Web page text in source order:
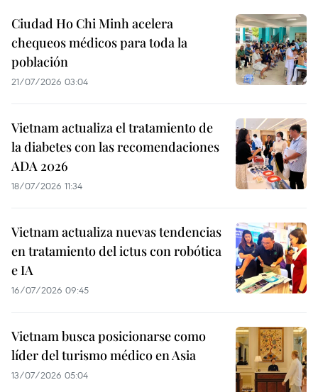
Ciudad Ho Chi Minh acelera
chequeos médicos para toda la
población
21/07/2026 03:04
Vietnam actualiza el tratamiento de
la diabetes con las recomendaciones
ADA 2026
18/07/2026 11:34
Vietnam actualiza nuevas tendencias
en tratamiento del ictus con robótica
e IA
16/07/2026 09:45
Vietnam busca posicionarse como
líder del turismo médico en Asia
13/07/2026 05:04